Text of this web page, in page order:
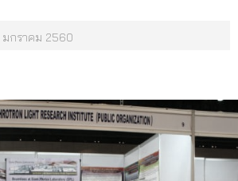
มกราคม 2560